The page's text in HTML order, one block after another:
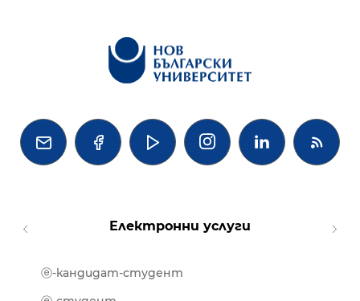
   
Електронни услуги
ⓔ-кандидат-студент